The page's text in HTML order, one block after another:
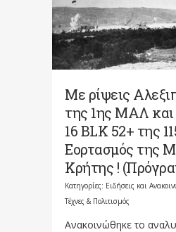
Με ρίψεις
της 1ης ΜΑΛ και
16 BLK 52+ της
Εορτασμός της
Κρήτης !
Κατηγορίες: Ειδήσεις και
Τέχνες & Πολιτισμός
Ανακοινώθηκε το